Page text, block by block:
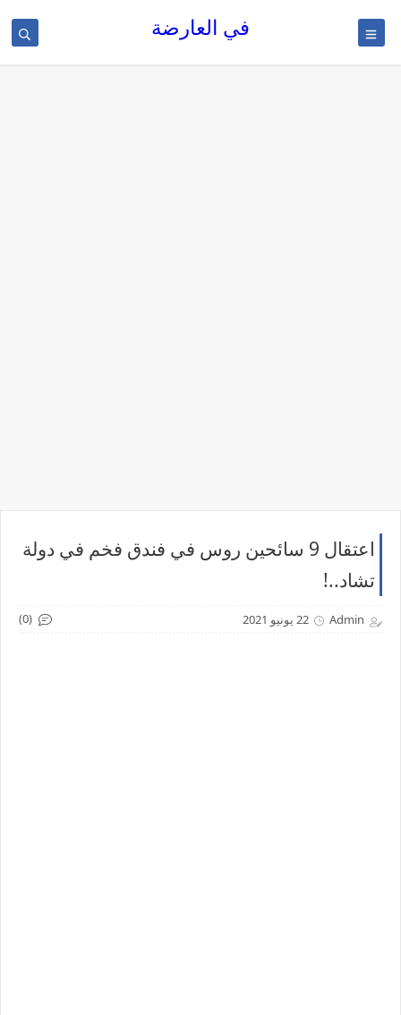
في العارضة
اعتقال 9 سائحين روس في فندق فخم في دولة
تشاد..!
Admin 22 يونيو 2021 (0)